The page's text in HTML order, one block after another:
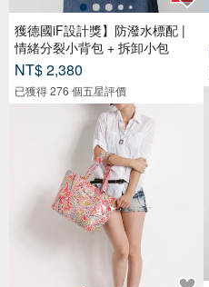
獲德國iF設計獎】防潑水標配 |
情緒分裂小背包 + 拆卸小包
NT$ 2,380
已獲得 276 個五星評價